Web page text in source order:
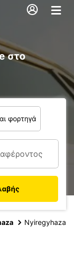
στο
φορτηγά
Nyiregyhaza